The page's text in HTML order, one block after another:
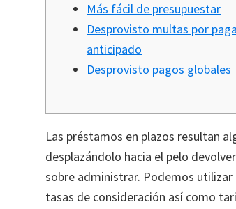
Más fácil de presupuestar
Desprovisto multas por paga
anticipado
Desprovisto pagos globales
Las préstamos en plazos resultan
desplazándolo hacia el pelo
sobre administrar. Podemos
tasas de consideración así­ como